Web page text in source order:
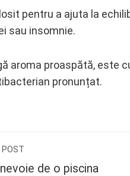
pentru a ajuta la
sau insomnie.
aroma proaspătă, este
pronunțat.
POST
de o piscina